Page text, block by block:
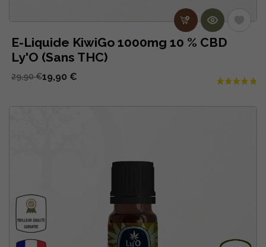
E-Liquide KiwiGo 1000mg 10 % CBD
Ly'O (Sans THC)
19,90 €
29,90 €